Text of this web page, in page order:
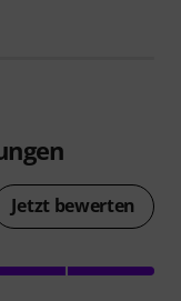
Jetzt bewerten